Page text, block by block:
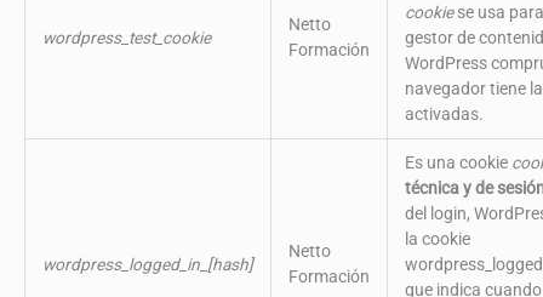
wordpress_test_cookie
Netto
Formación
cookiese usa
gestor de
WordPress
navegador tiene
activadas.
wordpress_logged_in_[hash]
Netto
Formación
Es una cookie
técnica y de
del login,
la cookie
que indica